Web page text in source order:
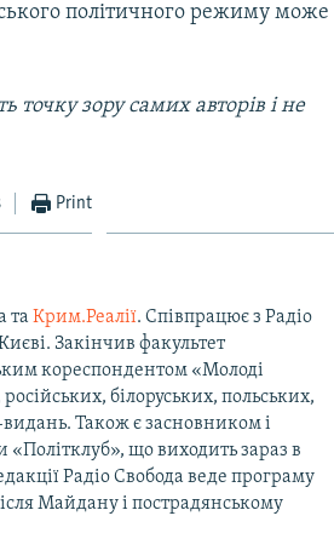
політичного режиму може
точку зору самих авторів і не
Print
таКрим.Реалії. Співпрацює з Радіо
Закінчив факультет
кореспондентом «Молоді
білоруських, польських,
видань. Також є засновником і
«Політклуб», що виходить зараз в
Радіо Свобода веде програму
Майдану і пострадянському